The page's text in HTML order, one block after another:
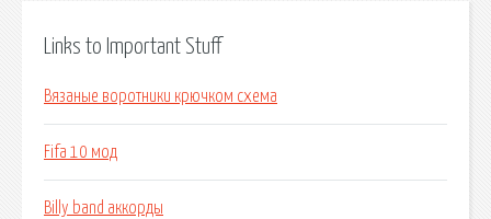
Links to Important Stuff
Вязаные воротники крючком схема
Fifa 10 мод
Billy band аккорды